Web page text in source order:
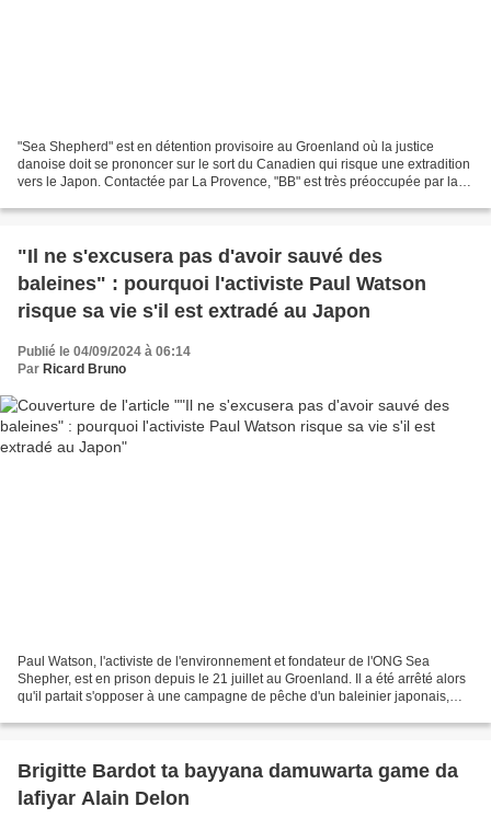
"Sea Shepherd" est en détention provisoire au Groenland où la justice
danoise doit se prononcer sur le sort du Canadien qui risque une extradition
vers le Japon. Contactée par La Provence, "BB" est très préoccupée par la
"Il ne s'excusera pas d'avoir sauvé des
baleines" : pourquoi l'activiste Paul Watson
risque sa vie s'il est extradé au Japon
Publié le 04/09/2024 à 06:14
Par Ricard Bruno
Paul Watson, l'activiste de l'environnement et fondateur de l'ONG Sea
Shepher, est en prison depuis le 21 juillet au Groenland. Il a été arrêté alors
qu'il partait s'opposer à une campagne de pêche d'un baleinier japonais,
Brigitte Bardot ta bayyana damuwarta game da
lafiyar Alain Delon